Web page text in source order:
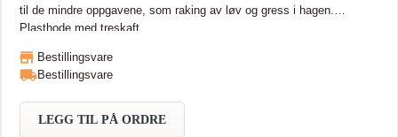
til de mindre oppgavene, som raking av løv og gress i hagen.
Plasthode med treskaft.
Bestillingsvare
Bestillingsvare
LEGG TIL PÅ ORDRE